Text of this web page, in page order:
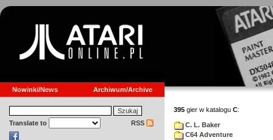
Nowinki/News Archiwum/Archive
Translate to RSS
395 gier w katalogu C:
C. L. Baker
C64 Adventure